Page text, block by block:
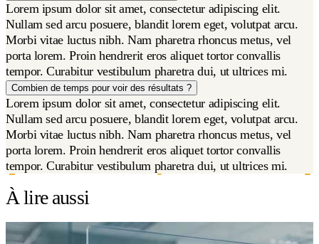
Lorem ipsum dolor sit amet, consectetur adipiscing elit.
Nullam sed arcu posuere, blandit lorem eget, volutpat arcu.
Morbi vitae luctus nibh. Nam pharetra rhoncus metus, vel
porta lorem. Proin hendrerit eros aliquet tortor convallis
tempor. Curabitur vestibulum pharetra dui, ut ultrices mi.
Combien de temps pour voir des résultats ?
Lorem ipsum dolor sit amet, consectetur adipiscing elit.
Nullam sed arcu posuere, blandit lorem eget, volutpat arcu.
Morbi vitae luctus nibh. Nam pharetra rhoncus metus, vel
porta lorem. Proin hendrerit eros aliquet tortor convallis
tempor. Curabitur vestibulum pharetra dui, ut ultrices mi.
À lire aussi